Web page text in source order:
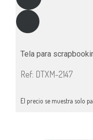
Tela para
Ref: DTXM-2147
El precio se muestra solo